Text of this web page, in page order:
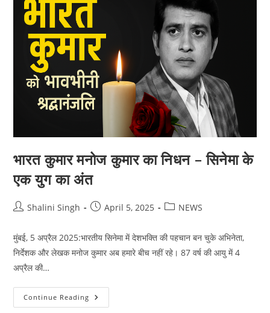
भारत कुमार मनोज कुमार का निधन – सिनेमा के
एक युग का अंत
PostShalini Singh
PostApril 5, 2025
PostNEWS
मुंबई, 5 अप्रैल 2025:भारतीय सिनेमा में देशभक्ति की पहचान बन चुके अभिनेता,
निर्देशक और लेखक मनोज कुमार अब हमारे बीच नहीं रहे। 87 वर्ष की आयु में 4
अप्रैल की…
Continue Reading भारत
कुमार